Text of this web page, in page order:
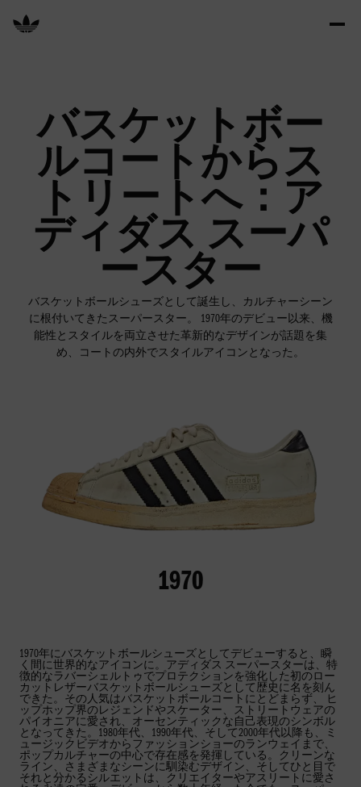
アーカイブ
アイコン的存在
バスケットボー
ルコートからス
トリートへ：ア
ディダス スーパ
ースター
バスケットボールシューズとして誕生し、カルチャーシーン
に根付いてきたスーパースター。 1970年のデビュー以来、機
能性とスタイルを両立させた革新的なデザインが話題を集
め、コートの内外でスタイルアイコンとなった。
1970
1970年にバスケットボールシューズとしてデビューすると、瞬
く間に世界的なアイコンに。アディダス スーパースターは、特
徴的なラバーシェルトゥでプロテクションを強化した初のロー
カットレザーバスケットボールシューズとして歴史に名を刻ん
できた。その人気はバスケットボールコートにとどまらず、 ヒ
ップホップ界のレジェンドやスケーター、ストリートウェアの
パイオニアに愛され、オーセンティックな自己表現のシンボル
となってきた。1980年代、1990年代、そして2000年代以降も、ミ
ュージックビデオからファッションショーのランウェイまで、
ポップカルチャーの中心で存在感を発揮している。クリーンな
ライン、さまざまなシーンに馴染むデザイン、そしてひと目で
それと分かるシルエットは、クリエイターやアスリートに愛さ